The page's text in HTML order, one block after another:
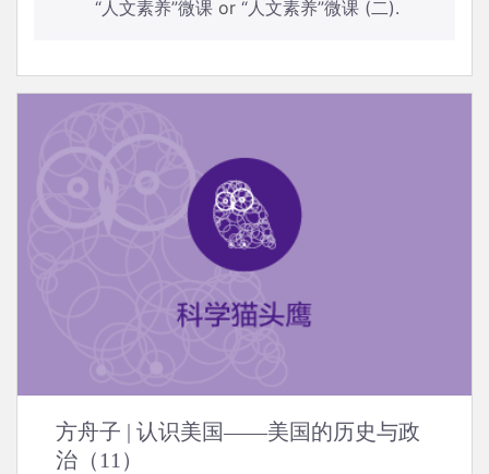
“人文素养”微课 or “人文素养”微课 (二).
方舟子 | 认识美国——美国的历史与政
治（11）